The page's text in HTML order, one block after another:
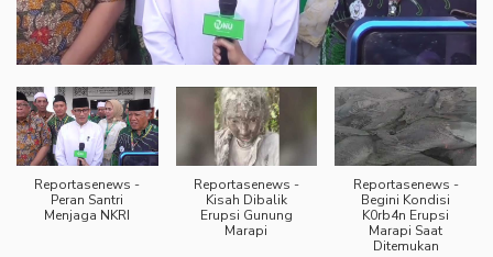
Reportasenews -
Peran Santri
Menjaga NKRI
Reportasenews -
Kisah Dibalik
Erupsi Gunung
Marapi
Reportasenews -
Begini Kondisi
K0rb4n Erupsi
Marapi Saat
Ditemukan